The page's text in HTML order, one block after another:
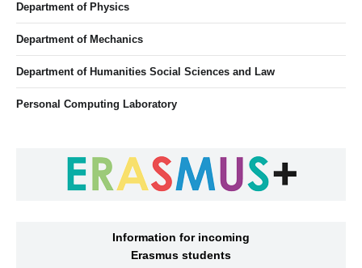
Department of Physics
Department of Mechanics
Department of Humanities Social Sciences and Law
Personal Computing Laboratory
Information for incoming
Erasmus students